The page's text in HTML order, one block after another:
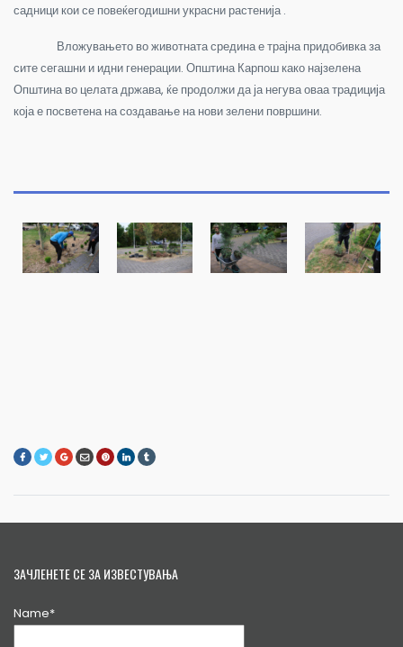
садници кои се повеќегодишни украсни растенија .
Вложувањето во животната средина е трајна придобивка за
сите сегашни и идни генерации. Општина Карпош како најзелена
Општина во целата држава, ќе продолжи да ја негува оваа традиција
која е посветена на создавање на нови зелени површини.
ЗАЧЛЕНЕТЕ СЕ ЗА ИЗВЕСТУВАЊА
Name*